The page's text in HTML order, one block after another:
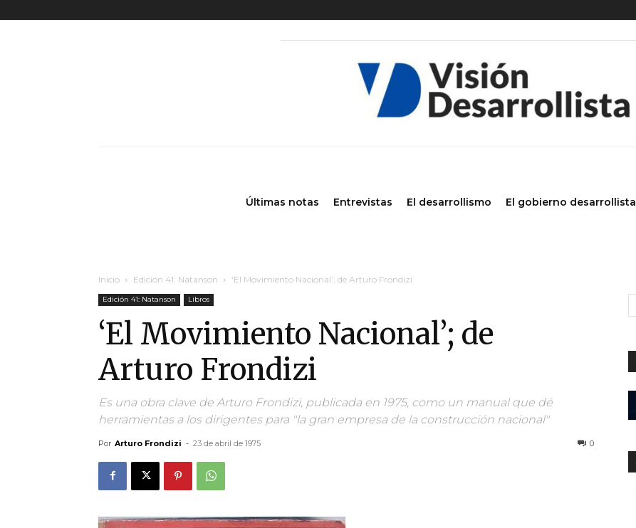
Últimas notas Entrevistas El desarrollismo El gobierno desarrollista
Inicio Edición 41: Natanson ‘El Movimiento Nacional’; de Arturo Frondizi
Edición 41: Natanson Libros
‘El Movimiento Nacional’; de
Arturo Frondizi
Es una obra clave de Arturo Frondizi, publicada en 1975, como un manual que dé
herramientas a los dirigentes para "la gran empresa de la construcción nacional"
Por Arturo Frondizi - 23 de abril de 1975 0